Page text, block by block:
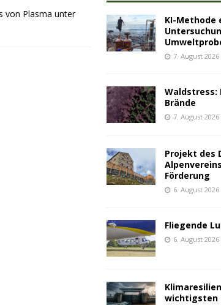
von Plasma unter
KI-Methode
7. August 2026
Waldstress:
Brände
7. August 2026
Projekt des
Förderung
6. August 2026
Fliegende
6. August 2026
wichtigsten